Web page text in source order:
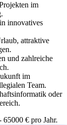
im
innovatives
attraktive
und zahlreiche
im
Team.
oder
€ pro Jahr.